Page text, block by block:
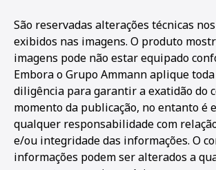
São reservadas alterações técnicas
exibidos nas imagens. O produto
imagens pode não estar equipado
Embora o Grupo Ammann aplique
diligência para garantir a exatidão do
momento da publicação, no entanto é
qualquer responsabilidade com
e/ou integridade das informações. O
informações podem ser alterados a